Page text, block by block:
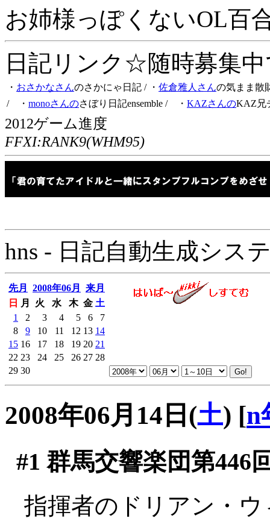
お姉様っぽくないOL百
日記リンク☆随時募集
・ おさかなさんのさかにゃ日記 / ・ 佐倉雅人さんの気まま散
/ ・ monoさんのさぼり日記ensemble / ・ KAZさんのKAZ兄
2012ゲーム進度
FFXI:RANK9(WHM95)
hns - 日記自動生成シス
先月 2008年06月
来月
日
月 火 水 木 金 土
1
2 3 4 5 6
7
8
9 10 11 12 13 14
15 16 17 18 19 20 21
22 23 24 25 26 27 28
29 30
2008年06月14日(土) [n
#1 群馬交響楽団第446
指揮者のドリアン・